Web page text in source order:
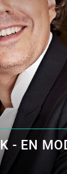
éditos
passées
et
culturels
- EN